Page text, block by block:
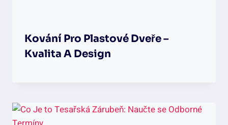
Kování Pro Plastové Dveře –
Kvalita A Design